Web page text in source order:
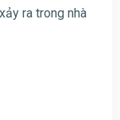
ra trong nhà